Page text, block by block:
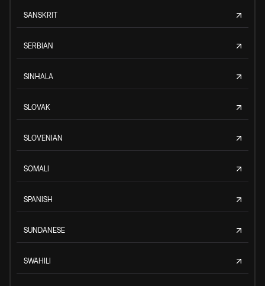
SANSKRIT
SERBIAN
SINHALA
SLOVAK
SLOVENIAN
SOMALI
SPANISH
SUNDANESE
SWAHILI